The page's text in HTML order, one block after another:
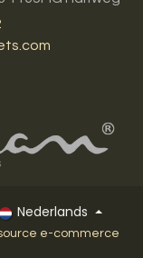
Nederlands
e-commerce